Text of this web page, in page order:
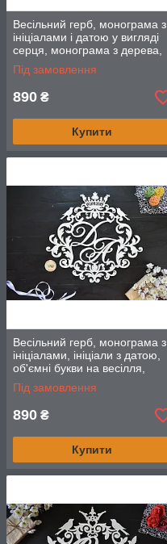
Весільний герб, монограма з
ініціалами і датою у вигляді
серця, монограма з дерева,
герб закоханих
Під замовлення
890 ₴
Купити
Весільний герб, монограма з
ініціалами, ініціали з датою,
об'ємні букви на весілля,
сімейний герб з короною
Під замовлення
890 ₴
Купити